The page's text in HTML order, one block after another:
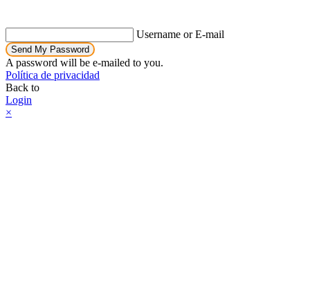
Username or E-mail
Send My Password
A password will be e-mailed to you.
Política de privacidad
Back to
Login
×